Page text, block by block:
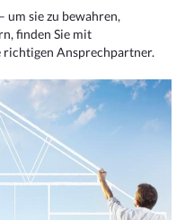
um sie zu bewahren,
finden Sie mit
richtigen Ansprechpartner.